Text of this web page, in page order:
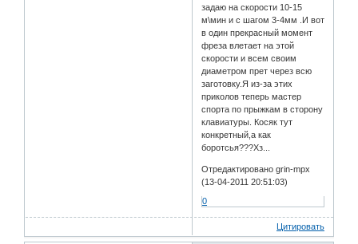
задаю на скорости 10-15
м\мин и с шагом 3-4мм .И вот
в один прекрасный момент
фреза влетает на этой
скорости и всем своим
диаметром прет через всю
заготовку.Я из-за этих
приколов теперь мастер
спорта по прыжкам в сторону
клавиатуры. Косяк тут
конкретный,а как
боротсья???Хз...
Отредактировано grin-mpx
(13-04-2011 20:51:03)
0
Цитировать